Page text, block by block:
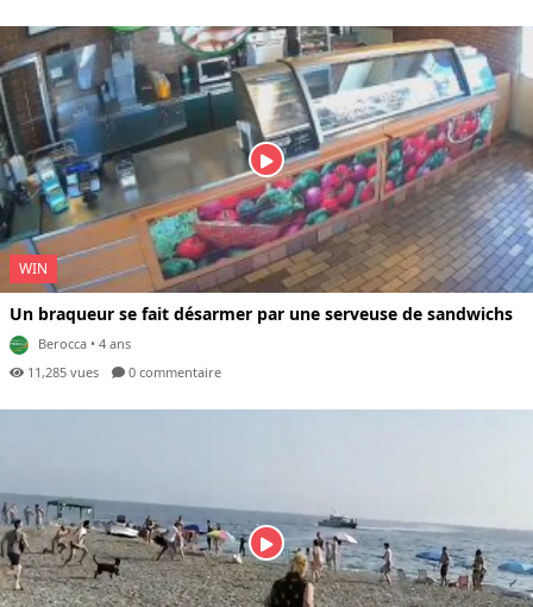
WIN
Un braqueur se fait désarmer par une serveuse de sandwichs
Berocca • 4 ans
11,285 vues
0 commentaire